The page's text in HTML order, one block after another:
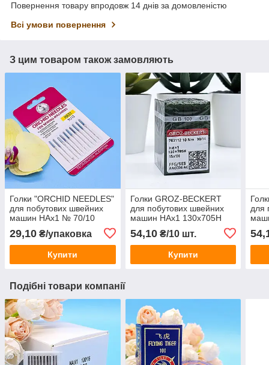
Повернення товару впродовж 14 днів за домовленістю
Всі умови повернення
З цим товаром також замовляють
Голки "ORCHID NEEDLES"
для побутових швейних
машин HAx1 № 70/10
(трикотаж) / в упаковці 10
штук
29,10 ₴/упаковка
Купити
Голки GROZ-BECKERT
для побутових швейних
машин HAx1 130x705H
90/14 / в пластині 10 штук
54,10₴/10 шт.
Купити
для
штук
Подібні товари компанії